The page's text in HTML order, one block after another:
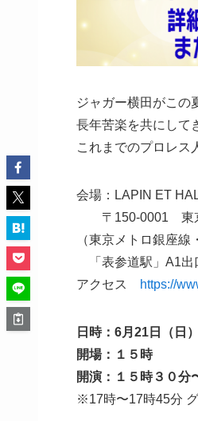
ジャガー横田がこの
長年苦楽を共にして
これまでのプロレス
会場：LAPIN ET
〒150-0001 東京
（東京メトロ銀座
「表参道駅」A1出
アクセス
https://
日時：6月21日（日）
開場：１５時
開演：１５時３０分
※17時〜17時45分